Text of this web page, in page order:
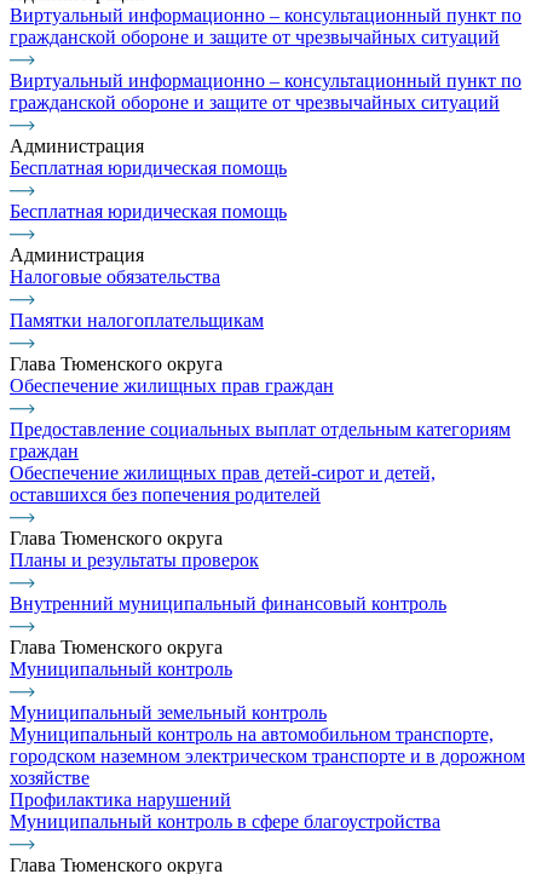
Виртуальный информационно – консультационный пункт по
гражданской обороне и защите от чрезвычайных ситуаций
Виртуальный информационно – консультационный пункт по
гражданской обороне и защите от чрезвычайных ситуаций
Администрация
Бесплатная юридическая помощь
Бесплатная юридическая помощь
Администрация
Налоговые обязательства
Памятки налогоплательщикам
Глава Тюменского округа
Обеспечение жилищных прав граждан
Предоставление социальных выплат отдельным категориям
граждан
Обеспечение жилищных прав детей-сирот и детей,
оставшихся без попечения родителей
Глава Тюменского округа
Планы и результаты проверок
Внутренний муниципальный финансовый контроль
Глава Тюменского округа
Муниципальный контроль
Муниципальный земельный контроль
Муниципальный контроль на автомобильном транспорте,
городском наземном электрическом транспорте и в дорожном
хозяйстве
Профилактика нарушений
Муниципальный контроль в сфере благоустройства
Глава Тюменского округа